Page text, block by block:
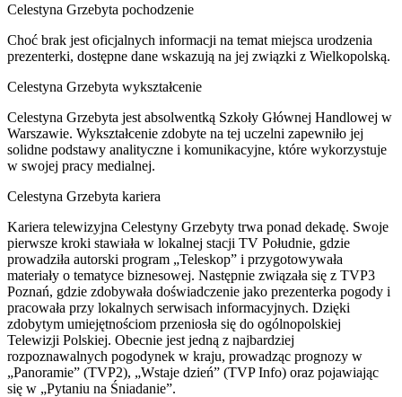
Celestyna Grzebyta pochodzenie
Choć brak jest oficjalnych informacji na temat miejsca urodzenia
prezenterki, dostępne dane wskazują na jej związki z Wielkopolską.
Celestyna Grzebyta wykształcenie
Celestyna Grzebyta jest absolwentką Szkoły Głównej Handlowej w
Warszawie. Wykształcenie zdobyte na tej uczelni zapewniło jej
solidne podstawy analityczne i komunikacyjne, które wykorzystuje
w swojej pracy medialnej.
Celestyna Grzebyta kariera
Kariera telewizyjna Celestyny Grzebyty trwa ponad dekadę. Swoje
pierwsze kroki stawiała w lokalnej stacji TV Południe, gdzie
prowadziła autorski program „Teleskop” i przygotowywała
materiały o tematyce biznesowej. Następnie związała się z TVP3
Poznań, gdzie zdobywała doświadczenie jako prezenterka pogody i
pracowała przy lokalnych serwisach informacyjnych. Dzięki
zdobytym umiejętnościom przeniosła się do ogólnopolskiej
Telewizji Polskiej. Obecnie jest jedną z najbardziej
rozpoznawalnych pogodynek w kraju, prowadząc prognozy w
„Panoramie” (TVP2), „Wstaje dzień” (TVP Info) oraz pojawiając
się w „Pytaniu na Śniadanie”.